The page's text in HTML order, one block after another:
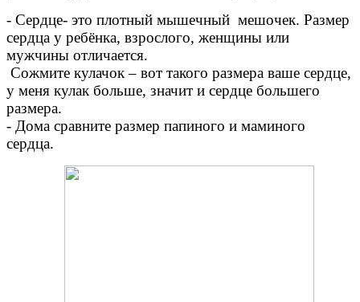
- Сердце- это плотный мышечный мешочек. Размер
сердца у ребёнка, взрослого, женщины или
мужчины отличается.
Сожмите кулачок – вот такого размера ваше сердце,
у меня кулак больше, значит и сердце большего
размера.
- Дома сравните размер папиного и маминого
сердца.